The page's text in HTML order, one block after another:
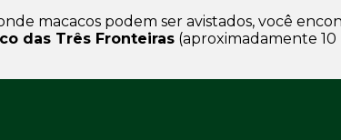
macacos podem ser avistados, você
das Três Fronteiras (aproximadamente 10